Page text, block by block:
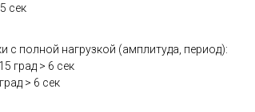
сек
с полной нагрузкой (амплитуда, период):
град > 6 сек
> 6 сек